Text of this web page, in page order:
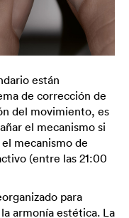
están
de corrección de
del movimiento, es
el mecanismo si
mecanismo de
(entre las 21:00
para
armonía estética. La